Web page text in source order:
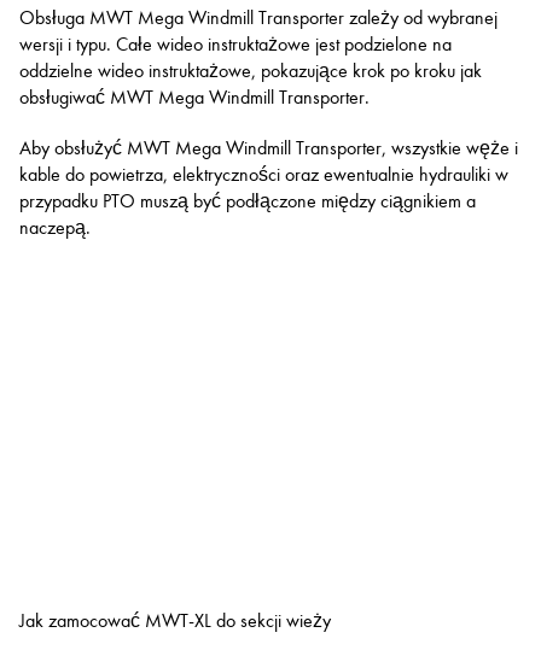
Obsługa MWT Mega Windmill Transporter zależy od wybranej
wersji i typu. Całe wideo instruktażowe jest podzielone na
oddzielne wideo instruktażowe, pokazujące krok po kroku jak
obsługiwać MWT Mega Windmill Transporter.
Aby obsłużyć MWT Mega Windmill Transporter, wszystkie węże i
kable do powietrza, elektryczności oraz ewentualnie hydrauliki w
przypadku PTO muszą być podłączone między ciągnikiem a
naczepą.
Jak zamocować MWT-XL do sekcji wieży